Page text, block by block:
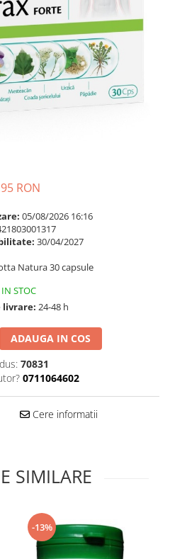
RON
05/08/2026 16:16
30/04/2027
Natura 30 capsule
IN STOC
livrare: 24-48 h
ADAUGA IN COS
70831
0711064602
Cere informatii
SIMILARE
-13%